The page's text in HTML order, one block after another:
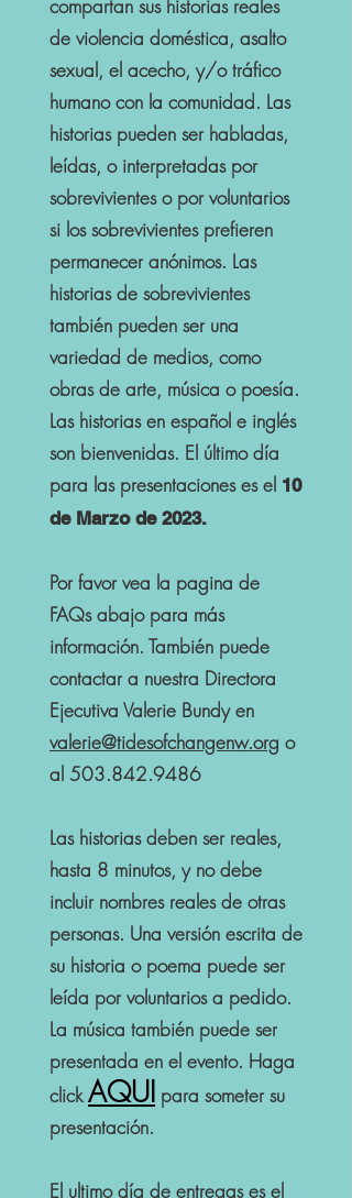
compartan sus historias reales
de violencia doméstica, asalto
sexual, el acecho, y/o tráfico
humano con la comunidad. Las
historias pueden ser habladas,
leídas, o interpretadas por
sobrevivientes o por voluntarios
si los sobrevivientes prefieren
permanecer anónimos. Las
historias de sobrevivientes
también pueden ser una
variedad de medios, como
obras de arte, música o poesía.
Las historias en español e inglés
son bienvenidas. El último día
para las presentaciones es el 10
de Marzo de 2023.
Por favor vea la pagina de
FAQs abajo para más
información. También puede
contactar a nuestra Directora
Ejecutiva Valerie Bundy en
valerie@tidesofchangenw.org o
al 503.842.9486
Las historias deben ser reales,
hasta 8 minutos, y no debe
incluir nombres reales de otras
personas. Una versión escrita de
su historia o poema puede ser
leída por voluntarios a pedido.
La música también puede ser
presentada en el evento. Haga
clickAQUI para someter su
presentación.
El ultimo día de entregas es el